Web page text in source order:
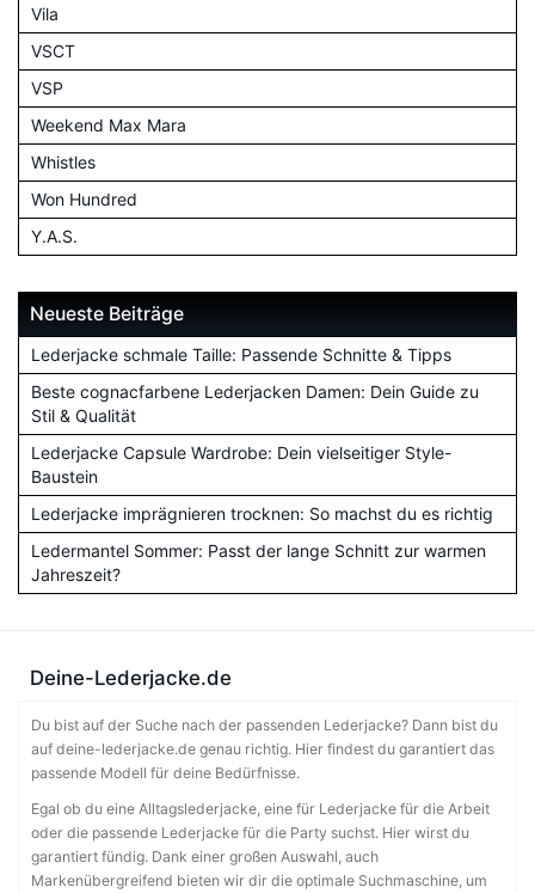
Vila
VSCT
VSP
Weekend Max Mara
Whistles
Won Hundred
Y.A.S.
Neueste Beiträge
Lederjacke schmale Taille: Passende Schnitte & Tipps
Beste cognacfarbene Lederjacken Damen: Dein Guide zu
Stil & Qualität
Lederjacke Capsule Wardrobe: Dein vielseitiger Style-
Baustein
Lederjacke imprägnieren trocknen: So machst du es richtig
Ledermantel Sommer: Passt der lange Schnitt zur warmen
Jahreszeit?
Deine-Lederjacke.de
Du bist auf der Suche nach der passenden Lederjacke? Dann bist du
auf deine-lederjacke.de genau richtig. Hier findest du garantiert das
passende Modell für deine Bedürfnisse.
Egal ob du eine Alltagslederjacke, eine für Lederjacke für die Arbeit
oder die passende Lederjacke für die Party suchst. Hier wirst du
garantiert fündig. Dank einer großen Auswahl, auch
Markenübergreifend bieten wir dir die optimale Suchmaschine, um